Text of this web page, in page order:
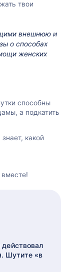
твои
внешнюю и
о способах
женских
способны
а подкатить
какой
Шутите «в